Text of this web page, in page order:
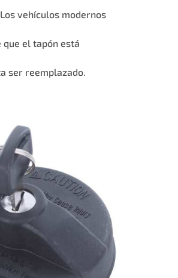
vehículos modernos
el tapón está
ser reemplazado.